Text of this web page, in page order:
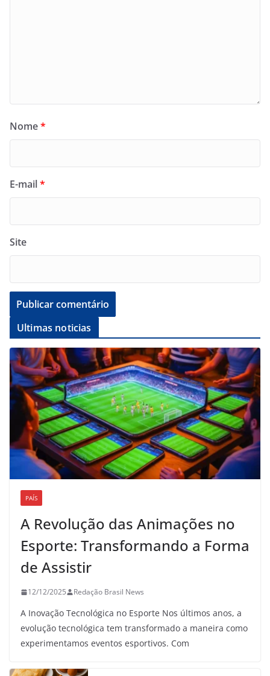
Nome*
E-mail*
Site
Ultimas noticias
PAÍS
A Revolução das Animações no
Esporte: Transformando a Forma
de Assistir
12/12/2025 Redação Brasil News
A Inovação Tecnológica no Esporte Nos últimos anos, a
evolução tecnológica tem transformado a maneira como
experimentamos eventos esportivos. Com